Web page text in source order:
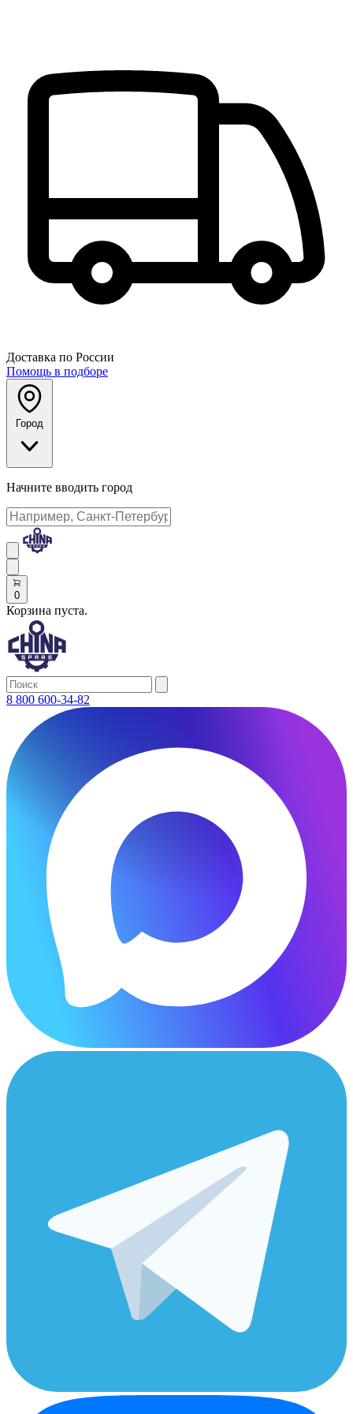
Доставка по России
Помощь в подборе
Город
Начните вводить город
0
Корзина пуста.
8 800 600-34-82